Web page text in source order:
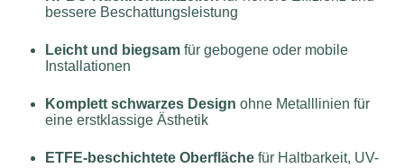
bessere Beschattungsleistung
Leicht und biegsam für gebogene oder mobile
Installationen
Komplett schwarzes Design ohne Metalllinien für
eine erstklassige Ästhetik
ETFE-beschichtete Oberfläche für Haltbarkeit, UV-